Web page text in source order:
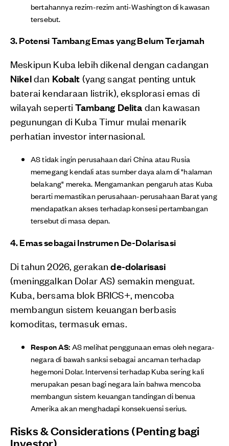
bertahannya rezim-rezim anti-Washington di kawasan
tersebut.
3. Potensi Tambang Emas yang Belum Terjamah
Meskipun Kuba lebih dikenal dengan cadangan
Nikeldan Kobalt (yang sangat penting untuk
baterai kendaraan listrik), eksplorasi emas di
wilayah sepertiTambang Delita dan kawasan
pegunungan di Kuba Timur mulai menarik
perhatian investor internasional.
AS tidak ingin perusahaan dari China atau Rusia
memegang kendali atas sumber daya alam di "halaman
belakang" mereka. Mengamankan pengaruh atas Kuba
berarti memastikan perusahaan-perusahaan Barat yang
mendapatkan akses terhadap konsesi pertambangan
tersebut di masa depan.
4. Emas sebagai Instrumen De-Dolarisasi
Di tahun 2026, gerakande-dolarisasi
(meninggalkan Dolar AS) semakin menguat.
Kuba, bersama blok BRICS+, mencoba
membangun sistem keuangan berbasis
komoditas, termasuk emas.
Respon AS:AS melihat penggunaan emas oleh negara-
negara di bawah sanksi sebagai ancaman terhadap
hegemoni Dolar. Intervensi terhadap Kuba sering kali
merupakan pesan bagi negara lain bahwa mencoba
membangun sistem keuangan tandingan di benua
Amerika akan menghadapi konsekuensi serius.
Risks & Considerations (Penting bagi
Investor)